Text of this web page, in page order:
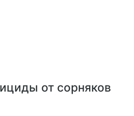
от сорняков